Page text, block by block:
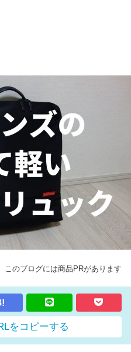
このブログには商品PRがあります
をコピーする